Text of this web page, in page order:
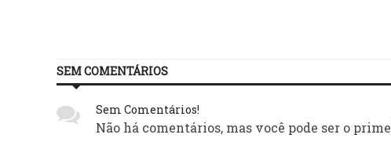
SEM COMENTÁRIOS
Sem Comentários!
Não há comentários, mas você pode ser o